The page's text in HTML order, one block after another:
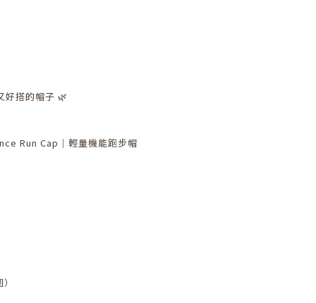
好搭的帽子 🌿
Run Cap｜輕量機能跑步帽